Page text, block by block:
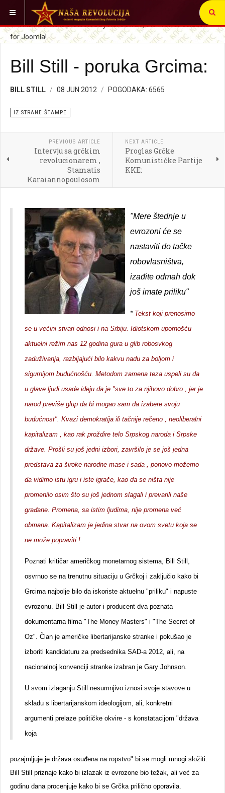
VI STE OVDE: SRBIJA I SVET IZ STRANE ŠTAMPE
Bill Still - poruka Grcima:
BILL STILL 08 JUN 2012 POGODAKA: 6565
IZ STRANE ŠTAMPE
PREVIOUS ARTICLE
Intervju sa grčkim
revolucionarem ,
Stamatis
Karaiannopoulosom
NEXT ARTICLE
Proglas Grčke
Komunističke Partije
KKE:
"Mere štednje u
evrozoni će se
nastaviti do tačke
robovlasništva,
izađite odmah dok
još imate priliku"
* Tekst koji prenosimo
se u većini stvari odnosi i na Srbiju. Idiotskom upornošću
aktuelni režim nas 12 godina gura u glib robosvkog
zaduživanja, razbijajući bilo kakvu nadu za boljom i
sigurnijom budućnošću. Metodom zamena teza uspeli su da
u glave ljudi usade ideju da je "sve to za njihovo dobro , jer je
narod previše glup da bi mogao sam da izabere svoju
budućnost". Kvazi demokratija ili tačnije rečeno , neoliberalni
kapitalizam , kao rak proždire telo Srpskog naroda i Srpske
države. Prošli su još jedni izbori, završilo je se još jedna
predstava za široke narodne mase i sada , ponovo možemo
da vidimo istu igru i iste igrače, kao da se ništa nije
promenilo osim što su još jednom slagali i prevarili naše
građane. Promena, sa istim ljudima, nije promena već
obmana. Kapitalizam je jedina stvar na ovom svetu koja se
ne može popraviti !.
Poznati kritičar američkog monetarnog sistema, Bill Still,
osvrnuo se na trenutnu situaciju u Grčkoj i zaključio kako bi
Grcima najbolje bilo da iskoriste aktuelnu "priliku" i napuste
evrozonu. Bill Still je autor i producent dva poznata
dokumentarna filma "The Money Masters" i "The Secret of
Oz". Član je američke libertarijanske stranke i pokušao je
izboriti kandidaturu za predsednika SAD-a 2012, ali, na
nacionalnoj konvenciji stranke izabran je Gary Johnson.
U svom izlaganju Still nesumnjivo iznosi svoje stavove u
skladu s libertarijanskom ideologijom, ali, konkretni
argumenti prelaze političke okvire - s konstatacijom "država
koja
pozajmljuje je država osuđena na ropstvo" bi se mogli mnogi složiti.
Bill Still priznaje kako bi izlazak iz evrozone bio težak, ali već za
godinu dana procenjuje kako bi se Grčka prilično oporavila.